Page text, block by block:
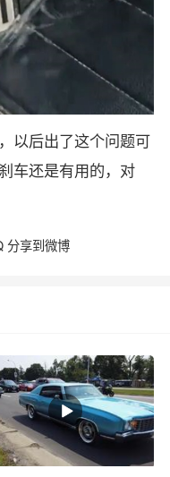
以后出了这个问题可
车还是有用的，对
分享到微博